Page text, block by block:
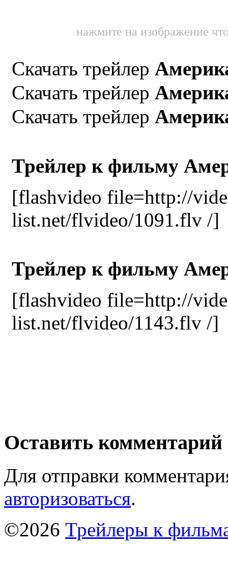
нажмите на изображение
Скачать трейлер
Скачать трейлер
Скачать трейлер
Трейлер к фильму
[flashvideo file=http://
list.net/flvideo/1091.flv /]
Трейлер к фильму
[flashvideo file=http://
list.net/flvideo/1143.flv /]
Оставить комментарий
Для отправки
авторизоваться.
©2026 Трейлеры к